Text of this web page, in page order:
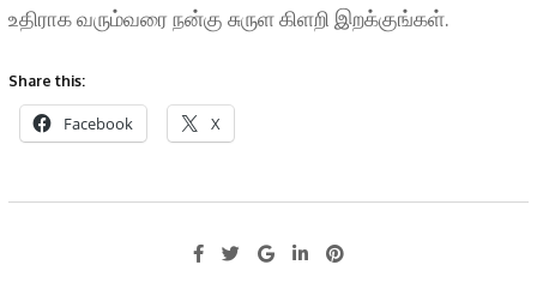
உதிராக வரும்வரை நன்கு சுருள கிளறி இறக்குங்கள்.
Share this:
Facebook X